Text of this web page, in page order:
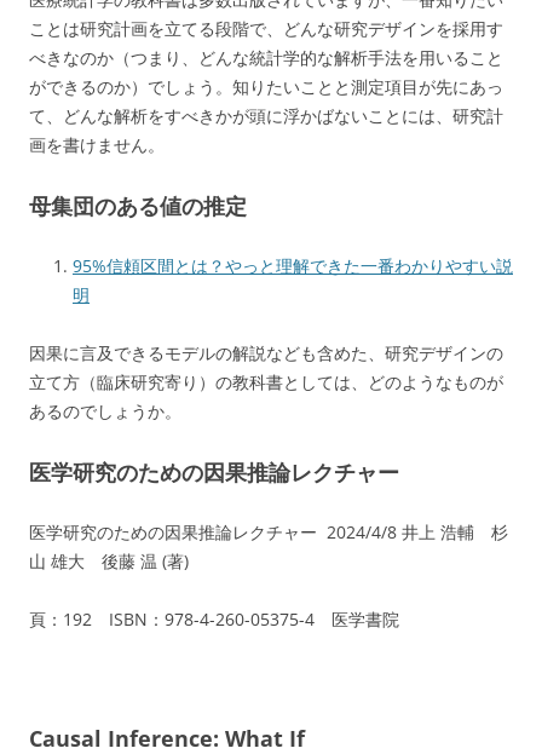
ことは研究計画を立てる段階で、どんな研究デザインを採用す
べきなのか（つまり、どんな統計学的な解析手法を用いること
ができるのか）でしょう。知りたいことと測定項目が先にあっ
て、どんな解析をすべきかが頭に浮かばないことには、研究計
画を書けません。
母集団のある値の推定
95%信頼区間とは？やっと理解できた一番わかりやすい説
明
因果に言及できるモデルの解説なども含めた、研究デザインの
立て方（臨床研究寄り）の教科書としては、どのようなものが
あるのでしょうか。
医学研究のための因果推論レクチャー
医学研究のための因果推論レクチャー 2024/4/8 井上 浩輔 杉
山 雄大 後藤 温 (著)
頁：192 ISBN：978-4-260-05375-4 医学書院
Causal Inference: What If